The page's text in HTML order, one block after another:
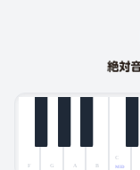
F G A B
C
MID